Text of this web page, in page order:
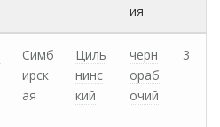
ия
Симб
ирск
ая
Циль
нинс
кий
черн
ораб
очий
3